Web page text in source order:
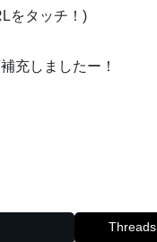
をタッチ！)
充しましたー！
Threads